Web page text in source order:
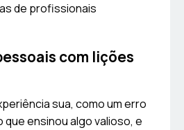
de profissionais
com lições
sua, como um erro
que ensinou algo valioso, e